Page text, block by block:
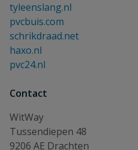
tyleenslang.nl
pvcbuis.com
schrikdraad.net
haxo.nl
pvc24.nl
Contact
WitWay
Tussendiepen 48
9206 AE Drachten